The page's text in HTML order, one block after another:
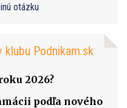
otázku
klubu Podnikam.sk
2026?
podľa nového